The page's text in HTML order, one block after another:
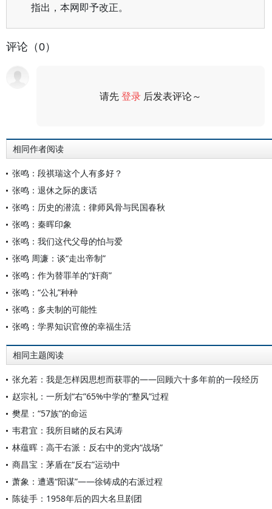
指出，本网即予改正。
评论（0）
请先登录 后发表评论～
相同作者阅读
张鸣：段祺瑞这个人有多好？
张鸣：退休之际的废话
张鸣：历史的潜流：律师风骨与民国春秋
张鸣：秦晖印象
张鸣：我们这代父母的怕与爱
张鸣 周濂：谈“走出帝制”
张鸣：作为替罪羊的“奸商”
张鸣：“公礼”种种
张鸣：多夫制的可能性
张鸣：学界知识官僚的幸福生活
相同主题阅读
张允若：我是怎样因思想而获罪的——回顾六十多年前的一段经历
赵宗礼：一所划“右”65%中学的“整风”过程
樊星：“57族”的命运
韦君宜：我所目睹的反右风涛
林蕴晖：高干右派：反右中的党内“战场”
商昌宝：茅盾在“反右”运动中
萧象：遭遇“阳谋”——徐铸成的右派过程
陈徒手：1958年后的四大名旦剧团